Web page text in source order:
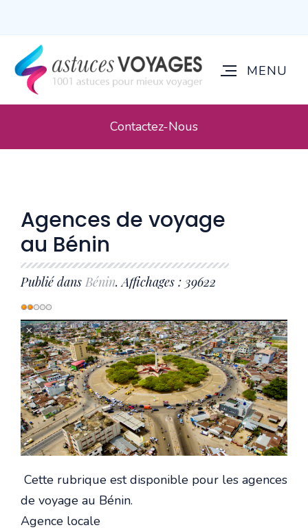
Contactez-Nous
Agences de voyage
au Bénin
Publié dans Bénin. Affichages : 39622
Vote
utilisateur:2/5
Cette rubrique est disponible pour les agences
de voyage au Bénin.
Agence locale